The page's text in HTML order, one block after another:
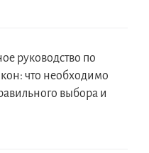
руководство по
что необходимо
выбора и